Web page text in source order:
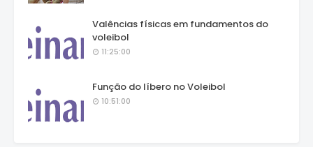
Valências físicas em fundamentos do
voleibol
11:25:00
Função do líbero no Voleibol
10:51:00